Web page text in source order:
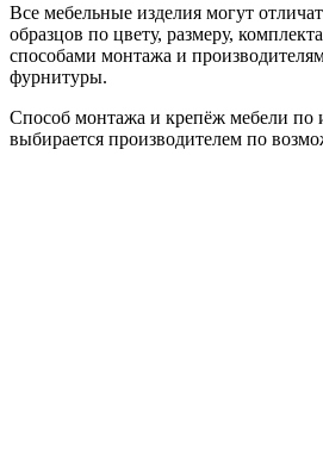
Все мебельные изделия могут
образцов по цвету, размеру,
способами монтажа и
фурнитуры.
Способ монтажа и крепёж мебели по
выбирается производителем по